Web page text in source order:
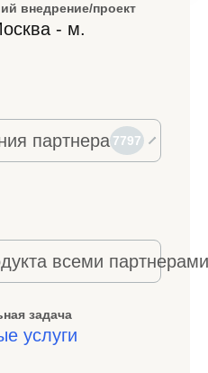
внедрение/проект
- м.
партнера 7797
всеми
задача
услуги